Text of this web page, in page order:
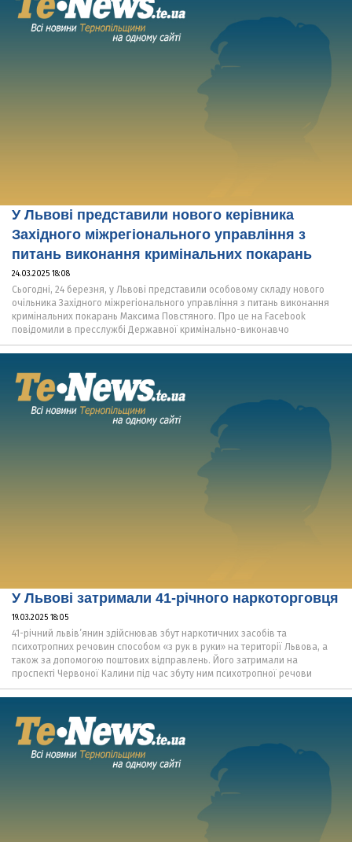
У Львові представили нового керівника
Західного міжрегіонального управління з
питань виконання кримінальних покарань
24.03.2025 18:08
Сьогодні, 24 березня, у Львові представили особовому складу нового
очільника Західного міжрегіонального управління з питань виконання
кримінальних покарань Максима Повстяного. Про це на Facebook
повідомили в пресслужбі Державної кримінально-виконавчо
У Львові затримали 41-річного наркоторговця
19.03.2025 18:05
41-річний львів’янин здійснював збут наркотичних засобів та
психотропних речовин способом «з рук в руки» на території Львова, а
також за допомогою поштових відправлень. Його затримали на
проспекті Червоної Калини під час збуту ним психотропної речови